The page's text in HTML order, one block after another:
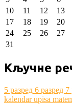
10
11 12 13
17
18 19 20
24
25 26 27
31
Кључне
5 разред 6 разред 7
kalendar upisa